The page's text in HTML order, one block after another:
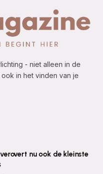
- niet alleen in de
in het vinden van je
nu ook de kleinste